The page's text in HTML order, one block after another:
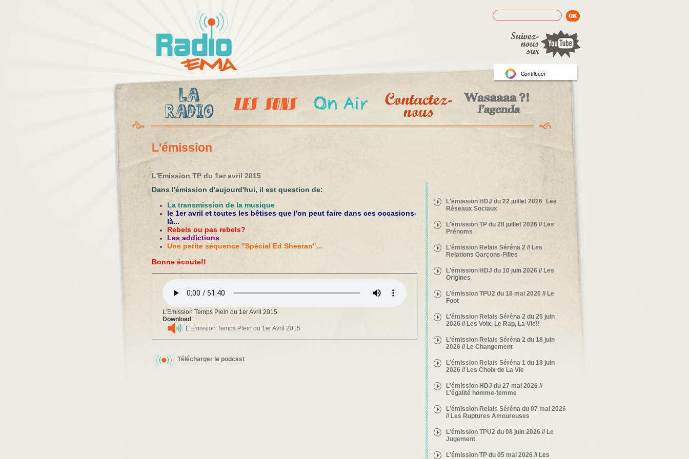
Formulaire de recherche
Rechercher
Contribuer
L'émission
L'Emission TP du 1er avril 2015
Dans l'émission d'aujourd'hui, il est question de:
La transmission de la musique
le 1er avril et toutes les bêtises que l'on peut faire dans ces occasions-
là...
Rebels ou pas rebels?
Les addictions
Une petite séquence "Spécial Ed Sheeran"...
Bonne écoute!!
L'Emission Temps Plein du 1er Avril 2015
Download:
L'Emission Temps Plein du 1er Avril 2015
Télécharger le podcast
L'émission HDJ du 22 juillet 2026_Les
Réseaux Sociaux
L'émission TP du 28 juillet 2026 // Les
Prénoms
L'émission Relais Séréna 2 // Les
Relations Garçons-Filles
L'émission HDJ du 10 juin 2026 // Les
Origines
L'émission TPU2 du 18 mai 2026 // Le
Foot
L'émission Relais Séréna 2 du 25 juin
2026 // Les Voix, Le Rap, La Vie!!
L'émission Relais Séréna 2 du 18 juin
2026 // Le Changement
L'émission Relais Séréna 1 du 18 juin
2026 // Les Choix de La Vie
L'émission HDJ du 27 mai 2026 //
L'égalité homme-femme
L'émission Relais Séréna du 07 mai 2026
// Les Ruptures Amoureuses
L'émission TPU2 du 08 juin 2026 // Le
Jugement
L'émission TP du 05 mai 2026 // Les